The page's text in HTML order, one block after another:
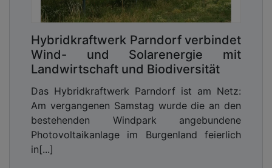
Hybridkraftwerk Parndorf verbindet
Wind- und Solarenergie mit
Landwirtschaft und Biodiversität
Das Hybridkraftwerk Parndorf ist am Netz:
Am vergangenen Samstag wurde die an den
bestehenden Windpark angebundene
Photovoltaikanlage im Burgenland feierlich
in[...]